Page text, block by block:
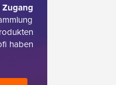
Zugang
haben